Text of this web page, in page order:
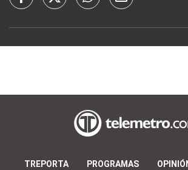
TREPORTA PROGRAMAS